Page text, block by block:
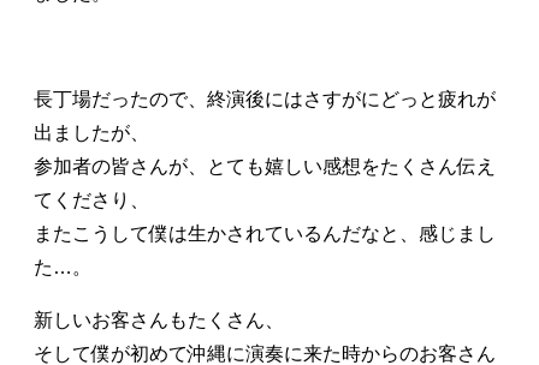
長丁場だったので、終演後にはさすがにどっと疲れが
出ましたが、
参加者の皆さんが、とても嬉しい感想をたくさん伝え
てくださり、
またこうして僕は生かされているんだなと、感じまし
た…。
新しいお客さんもたくさん、
そして僕が初めて沖縄に演奏に来た時からのお客さん